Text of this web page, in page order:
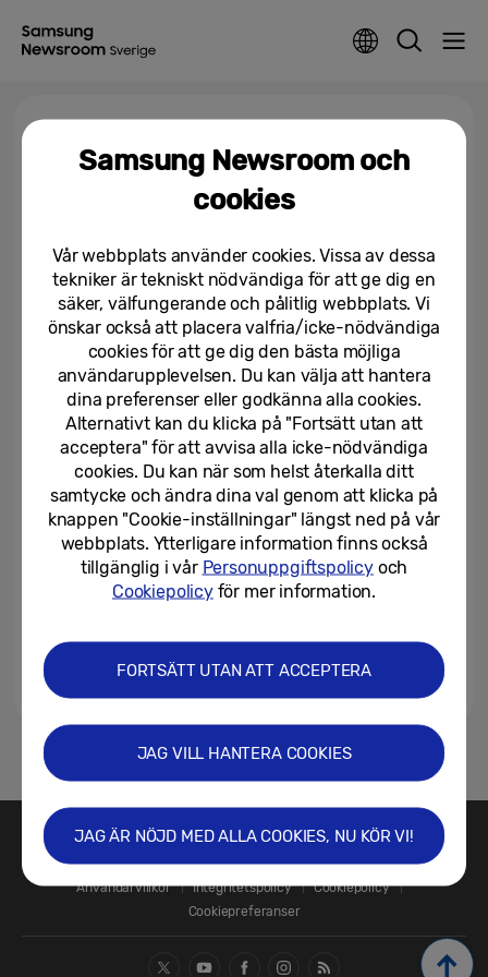
Samsung Galaxy S26 Ultra
05/03/2026
Samsung och AMD fördjupar
strategiskt samarbete för att
driva AI-baserade...
02/03/2026
Samsung driver Galaxy AI och
sitt uppkopplade ekosystem
framåt på MWC 2026
02/03/2026
Samsung tar nästa steg mot AI-
01/03/2026
1
Kontakta oss
SAMSUNG.SE
Användarvillkor
Integritetspolicy
Cookiepolicy
Cookiepreferanser
Samsung Newsroom och
cookies
Vår webbplats använder cookies. Vissa av dessa
tekniker är tekniskt nödvändiga för att ge dig en
säker, välfungerande och pålitlig webbplats. Vi
önskar också att placera valfria/icke-nödvändiga
cookies för att ge dig den bästa möjliga
användarupplevelsen. Du kan välja att hantera
dina preferenser eller godkänna alla cookies.
Alternativt kan du klicka på "Fortsätt utan att
acceptera" för att avvisa alla icke-nödvändiga
cookies. Du kan när som helst återkalla ditt
samtycke och ändra dina val genom att klicka på
knappen "Cookie-inställningar" längst ned på vår
webbplats. Ytterligare information finns också
tillgänglig i vår Personuppgiftspolicyoch
Cookiepolicyför mer information.
FORTSÄTT UTAN ATT ACCEPTERA
JAG VILL HANTERA COOKIES
JAG ÄR NÖJD MED ALLA COOKIES, NU KÖR VI!